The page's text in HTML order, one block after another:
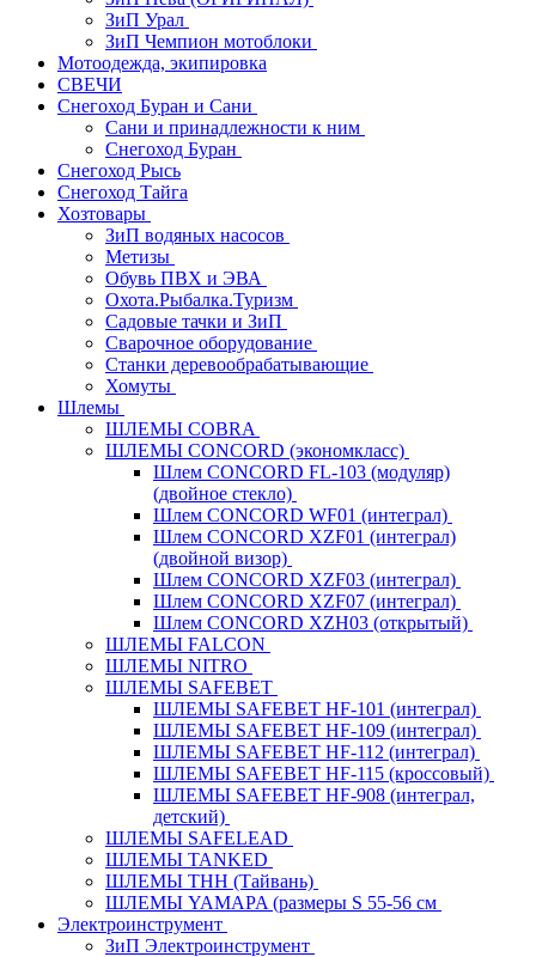
ЗиП Урал
ЗиП Чемпион мотоблоки
Мотоодежда, экипировка
СВЕЧИ
Снегоход Буран и Сани
Сани и принадлежности к ним
Снегоход Буран
Снегоход Рысь
Снегоход Тайга
Хозтовары
ЗиП водяных насосов
Метизы
Обувь ПВХ и ЭВА
Охота.Рыбалка.Туризм
Садовые тачки и ЗиП
Сварочное оборудование
Станки деревообрабатывающие
Хомуты
Шлемы
ШЛЕМЫ COBRA
ШЛЕМЫ CONCORD (экономкласс)
Шлем CONCORD FL-103 (модуляр)
(двойное стекло)
Шлем CONCORD WF01 (интеграл)
Шлем CONCORD XZF01 (интеграл)
(двойной визор)
Шлем CONCORD XZF03 (интеграл)
Шлем CONCORD XZF07 (интеграл)
Шлем CONCORD XZH03 (открытый)
ШЛЕМЫ FALCON
ШЛЕМЫ NITRO
ШЛЕМЫ SAFEBET
ШЛЕМЫ SAFEBET HF-101 (интеграл)
ШЛЕМЫ SAFEBET HF-109 (интеграл)
ШЛЕМЫ SAFEBET HF-112 (интеграл)
ШЛЕМЫ SAFEBET HF-115 (кроссовый)
ШЛЕМЫ SAFEBET HF-908 (интеграл,
детский)
ШЛЕМЫ SAFELEAD
ШЛЕМЫ TANKED
ШЛЕМЫ THH (Тайвань)
ШЛЕМЫ YAMAPA (размеры S 55-56 см
Электроинструмент
ЗиП Электроинструмент